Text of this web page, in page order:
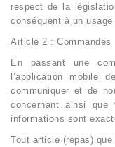
respect de la
conséquent à un
Article 2 : Commandes
En passant une
l’application mobile
communiquer et de
concernant ainsi que
informations sont
Tout article (repas)